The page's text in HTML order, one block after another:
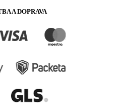
A DOPRAVA